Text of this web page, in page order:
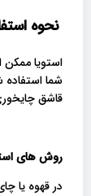
نحوه
استویا
شما
قاشق
روش های
در قهوه یا